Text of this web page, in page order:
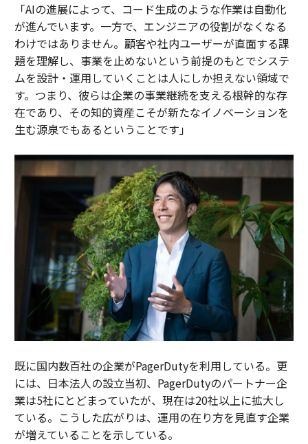
「AIの進展によって、コード生成のような作業は自動化
が進んでいます。一方で、エンジニアの役割がなくなる
わけではありません。顧客や社内ユーザーが直面する課
題を理解し、事業を止めないという前提のもとでシステ
ムを設計・運用していくことは人にしか担えない領域で
す。つまり、彼らは企業の事業継続を支える根幹的な存
在であり、その知的資産こそが新たなイノベーションを
生む源泉でもあるということです」
既に国内数百社の企業がPagerDutyを利用している。更
には、日本法人の設立当初、PagerDutyのパートナー企
業は5社にとどまっていたが、現在は20社以上に拡大し
ている。こうした広がりは、運用の在り方を見直す企業
が増えていることを示している。